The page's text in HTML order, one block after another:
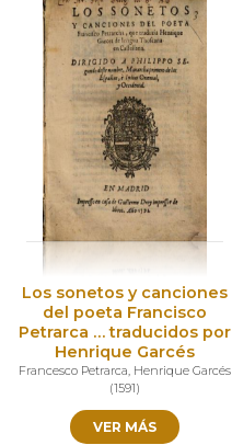
Los sonetos y canciones
del poeta Francisco
Petrarca … traducidos por
Henrique Garcés
Francesco Petrarca, Henrique Garcés
(1591)
VER MÁS